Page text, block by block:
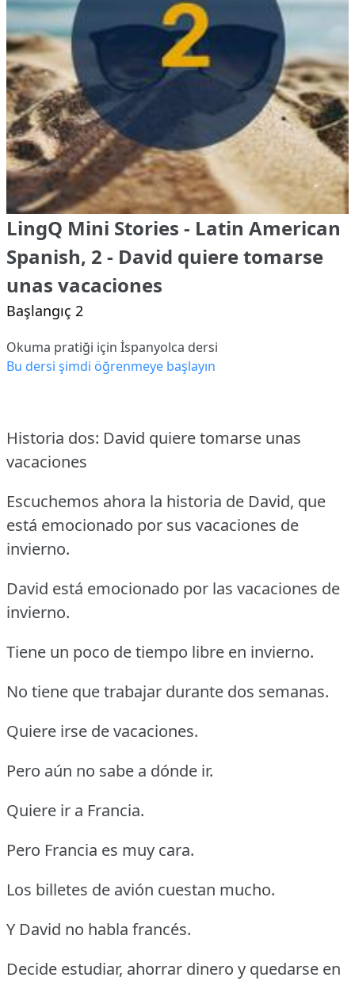
LingQ Mini Stories - Latin American
Spanish, 2 - David quiere tomarse
unas vacaciones
Başlangıç 2
Okuma pratiği için İspanyolca dersi
Bu dersi şimdi öğrenmeye başlayın
Historia dos: David quiere tomarse unas
vacaciones
Escuchemos ahora la historia de David, que
está emocionado por sus vacaciones de
invierno.
David está emocionado por las vacaciones de
invierno.
Tiene un poco de tiempo libre en invierno.
No tiene que trabajar durante dos semanas.
Quiere irse de vacaciones.
Pero aún no sabe a dónde ir.
Quiere ir a Francia.
Pero Francia es muy cara.
Los billetes de avión cuestan mucho.
Y David no habla francés.
Decide estudiar, ahorrar dinero y quedarse en